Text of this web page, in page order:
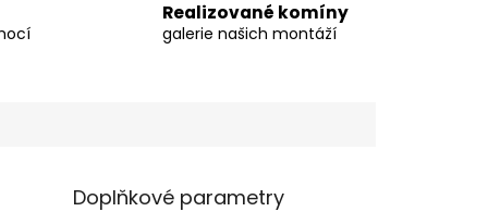
Realizované komíny
galerie našich montáží
Doplňkové parametry